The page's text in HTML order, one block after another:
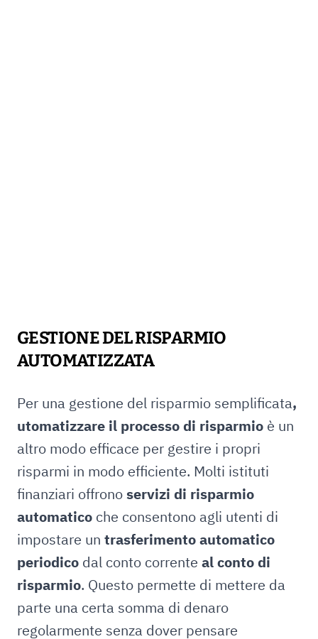
GESTIONE DEL RISPARMIO
AUTOMATIZZATA
Per una gestione del risparmio semplificata,
utomatizzare il processo di risparmio è un
altro modo efficace per gestire i propri
risparmi in modo efficiente. Molti istituti
finanziari offronoservizi di risparmio
automatico che consentono agli utenti di
impostare un trasferimento automatico
periodico dal conto corrente al conto di
risparmio. Questo permette di mettere da
parte una certa somma di denaro
regolarmente senza dover pensare